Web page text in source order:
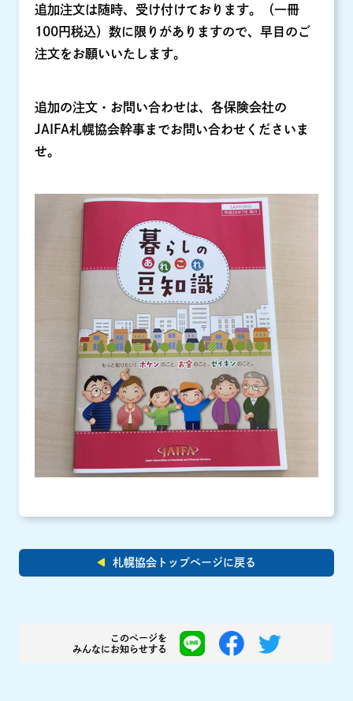
追加注文は随時、受け付けております。（一冊
100円税込）数に限りがありますので、早目のご
注文をお願いいたします。
追加の注文・お問い合わせは、各保険会社の
JAIFA札幌協会幹事までお問い合わせくださいま
せ。
札幌協会トップページに戻る
このページを
みんなにお知らせする